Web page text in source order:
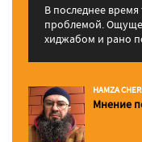
В последнее время
проблемой.
хиджабом и рано
HAMZA
Мнение